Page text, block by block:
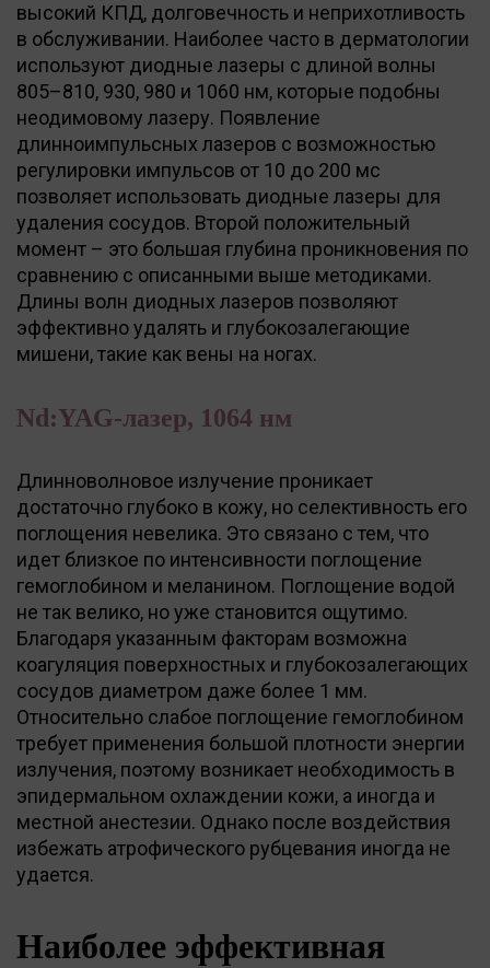
высокий КПД, долговечность и неприхотливость
в обслуживании. Наиболее часто в дерматологии
используют диодные лазеры с длиной волны
805–810, 930, 980 и 1060 нм, которые подобны
неодимовому лазеру. Появление
длинноимпульсных лазеров с возможностью
регулировки импульсов от 10 до 200 мс
позволяет использовать диодные лазеры для
удаления сосудов. Второй положительный
момент – это большая глубина проникновения по
сравнению с описанными выше методиками.
Длины волн диодных лазеров позволяют
эффективно удалять и глубокозалегающие
мишени, такие как вены на ногах.
Nd:YAG-лазер, 1064 нм
Длинноволновое излучение проникает
достаточно глубоко в кожу, но селективность его
поглощения невелика. Это связано с тем, что
идет близкое по интенсивности поглощение
гемоглобином и меланином. Поглощение водой
не так велико, но уже становится ощутимо.
Благодаря указанным факторам возможна
коагуляция поверхностных и глубокозалегающих
сосудов диаметром даже более 1 мм.
Относительно слабое поглощение гемоглобином
требует применения большой плотности энергии
излучения, поэтому возникает необходимость в
эпидермальном охлаждении кожи, а иногда и
местной анестезии. Однако после воздействия
избежать атрофического рубцевания иногда не
удается.
Наиболее эффективная